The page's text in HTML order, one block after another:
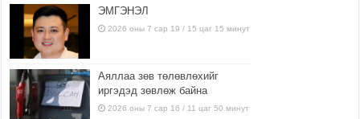
ЭМГЭНЭЛ
2026 оны 7 сар 19 / 15 цаг 15 минут
Аяллаа зөв төлөвлөхийг
иргэдэд зөвлөж байна
2026 оны 7 сар 16 / 11 цаг 50 минут